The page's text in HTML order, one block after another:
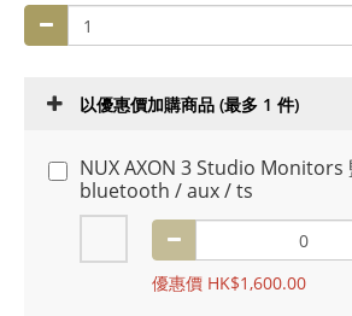
以優惠價加購商品 (最多 1 件)
NUX AXON 3 Studio Monitors
bluetooth / aux / ts
優惠價 HK$1,600.00